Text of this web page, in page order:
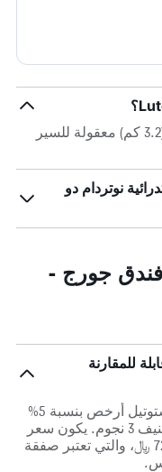
فندق جورج - أستوتيل على بعد مسافة (3.2 كم) معقولة للسير
نوتردام دو
فندق جورج -
للمقارنة
متوسط سعر الليلة في فندق جورج - أستوتيل أرخص بنسبة 5%
عن الوسطي في باريس لفنادق ذات تصنيف 3 نجوم. يكون سعر
الليلة في فندق جورج - أستوتيل عادة 722 ﷼، والتي تعتبر صفقة